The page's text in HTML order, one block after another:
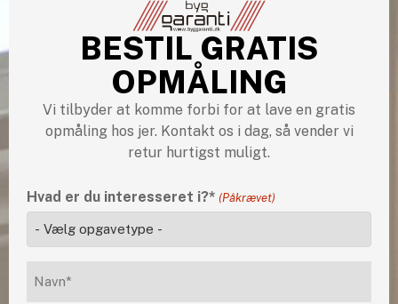
BESTIL GRATIS
OPMÅLING
Vi tilbyder at komme forbi for at lave en gratis
opmåling hos jer. Kontakt os i dag, så vender vi
retur hurtigst muligt.
Hvad er du interesseret i?* (Påkrævet)
(Påkrævet)